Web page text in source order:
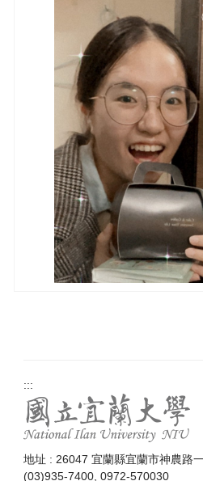
:::
地址 : 26047 宜蘭縣宜蘭市神農路
(03)935-7400, 0972-570030